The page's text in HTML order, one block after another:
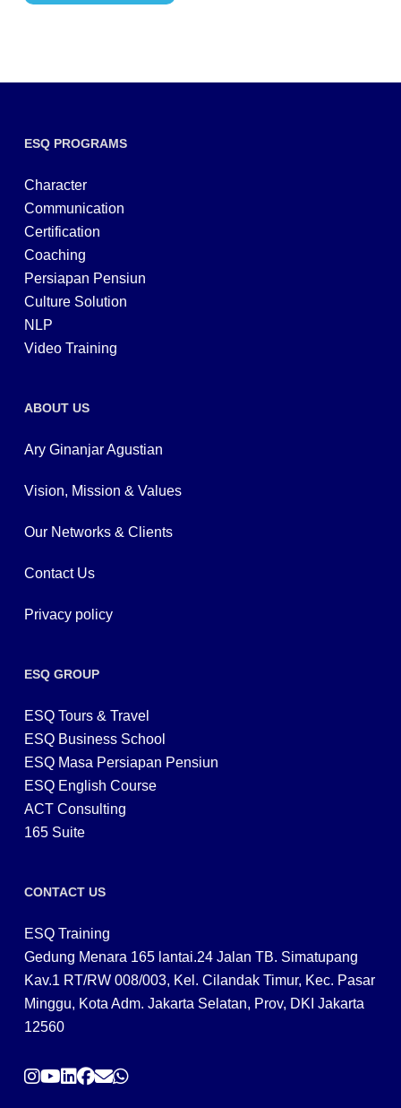
ESQ PROGRAMS
Character
Communication
Certification
Coaching
Persiapan Pensiun
Culture Solution
NLP
Video Training
ABOUT US
Ary Ginanjar Agustian
Vision, Mission & Values
Our Networks & Clients
Contact Us
Privacy policy
ESQ GROUP
ESQ Tours & Travel
ESQ Business School
ESQ Masa Persiapan Pensiun
ESQ English Course
ACT Consulting
165 Suite
CONTACT US
ESQ Training
Gedung Menara 165 lantai.24 Jalan TB. Simatupang
Kav.1 RT/RW 008/003, Kel. Cilandak Timur, Kec. Pasar
Minggu, Kota Adm. Jakarta Selatan, Prov, DKI Jakarta
12560